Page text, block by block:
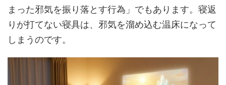
まった邪気を振り落とす行為」でもあります。寝返
りが打てない寝具は、邪気を溜め込む温床になって
しまうのです。